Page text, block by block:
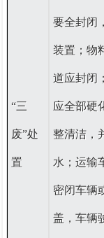
“三
废”处
置
要全封闭
装置；物
道应封闭
应全部硬
整清洁，
水；运输
密闭车辆
盖，车辆